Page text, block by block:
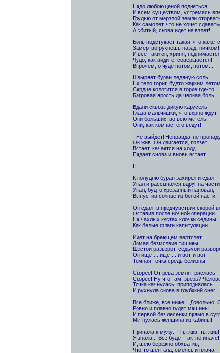
Надо любою ценой подняться
И всем существом, устремясь
Грудью от мерзлой земли
Как самолет, что не хочет
А сбитый, снова идет на взлет!
Боль подступает такая, что
Замертво рухнешь назад, ничком!
И все-таки он, хрипя,
Чудо, как видите, совершается!
Впрочем, о чуде потом, потом...
Швыряет буран ледяную соль,
Но тело горит, будто жарким
Сердце колотится в горле где-то,
Багровая ярость да черная боль!
Вдали сквозь дикую карусель
Глаза мальчишки, что верно ждут,
Они большие, во всю метель,
Они, как компас, его ведут!
- Не выйдет! Неправда, не
Он жив. Он двигается, ползет!
Встает, качается на ходу,
Падает снова и вновь встает...
II
К полудню буран захирел и сдал.
Упал и рассыпался вдруг на
Упал, будто срезанный наповал,
Выпустив солнце из белой пасти.
Он сдал, в предчувствии скорой
Оставив после ночной операции
На чахлых кустах клочки седины,
Как белые флаги капитуляции.
Идет на бреющем вертолет,
Ломая безмолвие тишины.
Шестой разворот, седьмой
Он ищет... ищет... и вот, и вот -
Темная точка средь белизны!
Скорее! От рева земля тряслась.
Скорее! Ну что там: зверь?
Точка качнулась, приподнялась
И рухнула снова в глубокий снег...
Все ближе, все ниже... Довольно!
Ровно и плавно гудят машины.
И первой без лесенки прямо в
Метнулась женщина из кабины!
Припала к мужу: - Ты жив, ты жив!
Я знала... Все будет так, не
И, шею бережно обхватив,
Что-то шептала, смеясь и плача.